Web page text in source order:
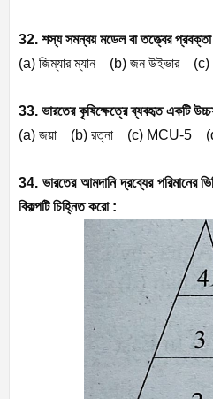
32. শস্য সমন্বয় মডেল বা তত্ত্বের
(a) জিম্যার ম্যান (b) জন উইভার (c)
33. ভারতের কৃষিক্ষেত্রে ব্যবহৃত একটি
(a) জয়া (b) রত্না (c) MCU-5
34. ভারতের আমদানি দ্রব্যের পরিমানের
বিকল্পটি চিহ্নিত করো :